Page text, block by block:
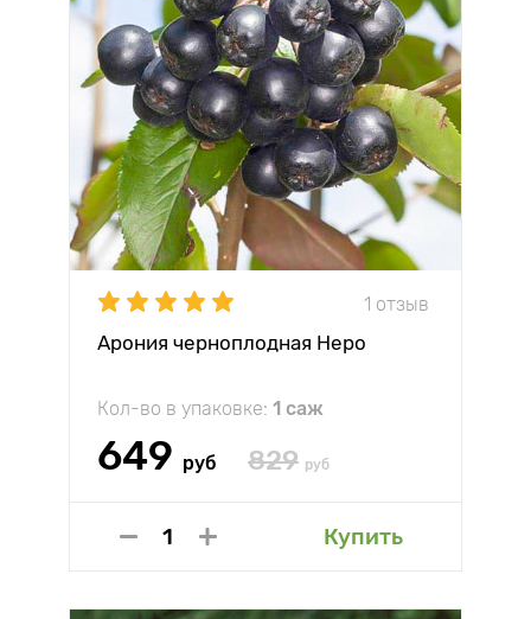
1 отзыв
Арония черноплодная Неро
Кол-во в упаковке: 1 саж
649 руб 829 руб
Купить